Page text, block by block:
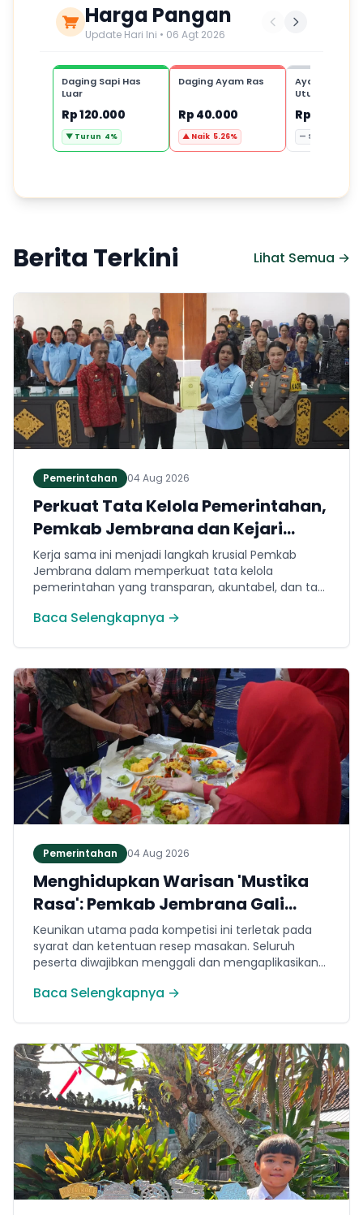
Harga Pangan
Update Hari Ini • 06 Agt 2026
Daging Sapi Has
Luar
Rp 120.000
▼ Turun 4%
Daging Ayam Ras
Rp 40.000
▲ Naik 5.26%
Ayam
Utuh,1 ekor
Rp 80.000
— Stabil 0%
Berita Terkini Lihat Semua →
Pemerintahan 04 Aug 2026
Perkuat Tata Kelola Pemerintahan,
Pemkab Jembrana dan Kejari
Jembrana Sepakati Kerja Sama
Hukum Datun
Kerja sama ini menjadi langkah krusial Pemkab
Jembrana dalam memperkuat tata kelola
pemerintahan yang transparan, akuntabel, dan taat
mencakup tiga domain utama, yakni pemberian
tindakan hukum lainnya.
Baca Selengkapnya →
Pemerintahan 04 Aug 2026
Menghidupkan Warisan 'Mustika
Rasa': Pemkab Jembrana Gali
Keteladanan Bung Karno Lewat
Lomba Cipta Menu Kuliner
Keunikan utama pada kompetisi ini terletak pada
syarat dan ketentuan resep masakan. Seluruh
peserta diwajibkan menggali dan mengaplikasikan
Mustika Rasa—buku kumpulan resep Nusantara
Indonesia, Ir. Soekarno. Melalui panduan resep
historis tersebut, para peserta berhasil
menghidangkan berbagai kreasi olahan pangan
lokal yang tidak hanya lezat tetapi juga bergizi,
beragam, aman dan seimbang.
Baca Selengkapnya →